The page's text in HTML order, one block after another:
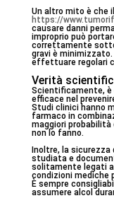
Un altro mito è che
https://
causare danni
improprio può
correttamente
gravi è
effettuare regolari
Verità
Scientificamente, è
efficace nel
Studi clinici hanno
farmaco in
maggiori
non lo fanno.
Inoltre, la
studiata e
solitamente legati a
condizioni
È sempre
assumere alcol